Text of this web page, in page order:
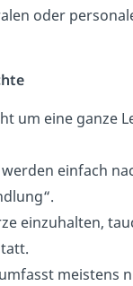
oder
um eine ganze
einfach
einzuhalten,
umfasst meistens